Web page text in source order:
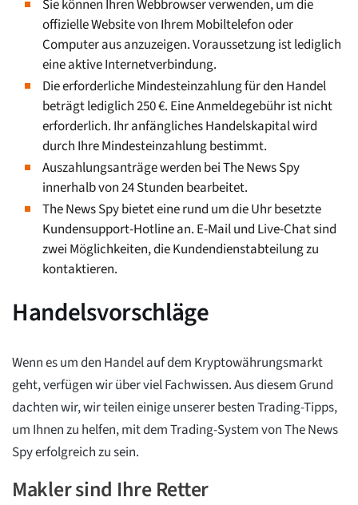
Sie können Ihren Webbrowser verwenden, um die
offizielle Website von Ihrem Mobiltelefon oder
Computer aus anzuzeigen. Voraussetzung ist lediglich
eine aktive Internetverbindung.
Die erforderliche Mindesteinzahlung für den Handel
beträgt lediglich 250 €. Eine Anmeldegebühr ist nicht
erforderlich. Ihr anfängliches Handelskapital wird
durch Ihre Mindesteinzahlung bestimmt.
Auszahlungsanträge werden bei The News Spy
innerhalb von 24 Stunden bearbeitet.
The News Spy bietet eine rund um die Uhr besetzte
Kundensupport-Hotline an. E-Mail und Live-Chat sind
zwei Möglichkeiten, die Kundendienstabteilung zu
kontaktieren.
Handelsvorschläge
Wenn es um den Handel auf dem Kryptowährungsmarkt
geht, verfügen wir über viel Fachwissen. Aus diesem Grund
dachten wir, wir teilen einige unserer besten Trading-Tipps,
um Ihnen zu helfen, mit dem Trading-System von The News
Spy erfolgreich zu sein.
Makler sind Ihre Retter